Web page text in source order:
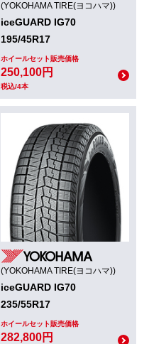
(YOKOHAMA TIRE(ヨコハマ))
iceGUARD IG70
195/45R17
ホイールセット販売価格
250,100円
税込/4本
(YOKOHAMA TIRE(ヨコハマ))
iceGUARD IG70
235/55R17
ホイールセット販売価格
282,800円